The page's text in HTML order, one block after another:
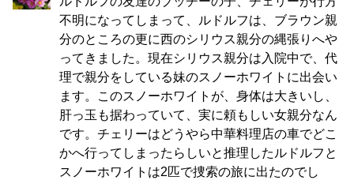
不明になってしまって、ルドルフは、ブラウン親
分のところの更に西のシリウス親分の縄張りへや
ってきました。現在シリウス親分は入院中で、代
理で親分をしている妹のスノーホワイトに出会い
ます。このスノーホワイトが、身体は大きいし、
肝っ玉も据わっていて、実に頼もしい女親分なん
です。チェリーはどうやら中華料理店の車でどこ
かへ行ってしまったらしいと推理したルドルフと
スノーホワイトは2匹で捜索の旅に出たのでし